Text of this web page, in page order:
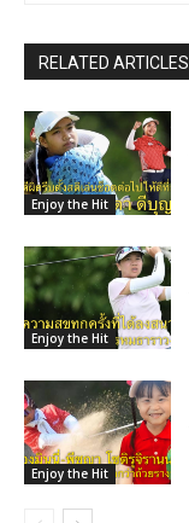
RELATED ARTICLES
Enjoy the Hit
Enjoy the Hit
Enjoy the Hit